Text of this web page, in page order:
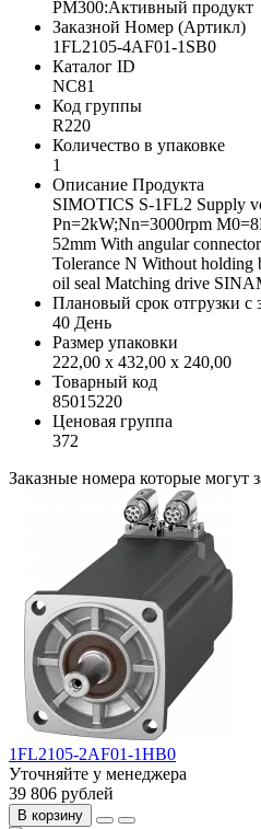
PM300:Активный продукт
Заказной Номер (Артикл)
1FL2105-4AF01-1SB0
Каталог ID
NC81
Код группы
R220
Количество в упаковке
1
Описание Продукта
SIMOTICS S-1FL2 Supply
Pn=2kW;Nn=3000rpm
52mm With angular
Tolerance N Without holding
oil seal Matching drive
Плановый срок отгрузки с
40 День
Размер упаковки
222,00 x 432,00 x 240,00
Товарный код
85015220
Ценовая группа
372
Заказные номера которые могут
1FL2105-2AF01-1HB0
Уточняйте у менеджера
39 806 рублей
В корзину